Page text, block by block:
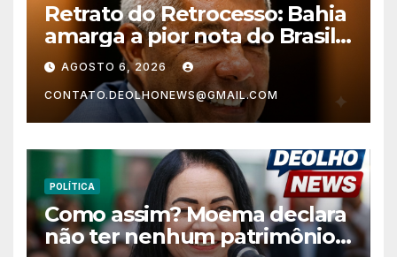
Retrato do Retrocesso: Bahia
amarga a pior nota do Brasil
nos anos finais do Ensino
Fundamental e a menor do
Nordeste no Ensino Médio
AGOSTO 6, 2026
CONTATO.DEOLHONEWS@GMAIL.COM
POLÍTICA
Como assim? Moema declara
não ter nenhum patrimônio